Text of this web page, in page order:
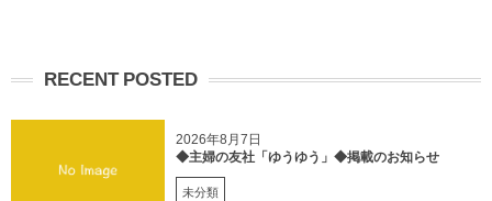
RECENT POSTED
2026年8月7日
◆主婦の友社「ゆうゆう」◆掲載のお知らせ
未分類